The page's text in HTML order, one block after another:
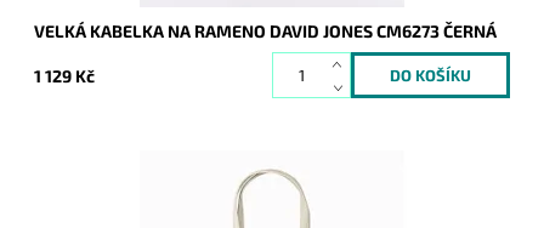
VELKÁ KABELKA NA RAMENO DAVID JONES CM6273 ČERNÁ
1 129 Kč
Opravdu velká kokosově bílá kabelka na rameno na formát
A4 s neděleným vnitřním prostorem.